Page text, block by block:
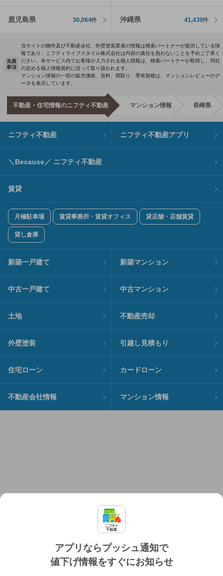
鹿児島県 30,064件 沖縄県 41,430件
アプリならプッシュ通知で
値下げ情報をすぐにお知らせ
免責
事項
当サイトの物件及び不動産会社、外壁塗装業者の情報は検索パートナーが提供している情
報であり、ニフティライフスタイル株式会社は内容の責任を負わないことを予めご了承く
ださい。本サービス内でお客様が入力される個人情報は、検索パートナーが取得し、同社
の定める個人情報規約に従って取り扱われます。
マンション情報の一部の販売価格、賃料、間取り、専有面積は、マンションレビューのデ
ータを表示しています。
不動産・住宅情報のニフティ不動産 マンション情報 長崎県
ニフティ不動産 ニフティ不動産アプリ
＼Because／ ニフティ不動産
賃貸
月極駐車場 賃貸事務所・賃貸オフィス 貸店舗・店舗賃貸
貸し倉庫
新築一戸建て 新築マンション
中古一戸建て 中古マンション
土地 不動産売却
外壁塗装 引越し見積もり
住宅ローン カードローン
不動産会社情報 マンション情報
個人情報保護ポリシー 利用規約